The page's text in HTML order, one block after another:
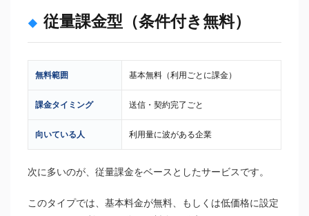
従量課金型（条件付き無料）
無料範囲 基本無料（利用ごとに課金）
課金タイミング 送信・契約完了ごと
向いている人 利用量に波がある企業
次に多いのが、従量課金をベースとしたサービスです。
このタイプでは、基本料金が無料、もしくは低価格に設定